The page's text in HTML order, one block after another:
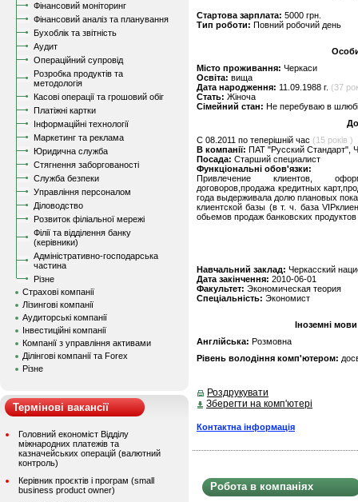
Фінансовий моніторинг
Фінансовий аналіз та планування
Бухоблік та звітність
Аудит
Операційний супровід
Розробка продуктів та
методологія
Касові операції та грошовий обіг
Платіжні картки
Інформаційні технології
Маркетинг та реклама
Юридична служба
Стягнення заборгованості
Служба безпеки
Управління персоналом
Діловодство
Розвиток філіальної мережі
Філії та відділення банку
(керівники)
Адміністративно-господарська
частина
Різне
Страхові компанії
Лізингові компанії
Аудиторські компанії
Інвестиційні компанії
Компанії з управління активами
Ділінгові компанії та Forex
Різне
Термінові вакансії
Головний економіст Відділу
міжнародних платежів та
казначейських операцій (валютний
контроль)
Керівник проєктів і програм (small
business product owner)
Стартова зарплата: 5000 грн.
Тип роботи: Повний робочий день
Місто проживання: Черкаси
Освіта: вища
Дата народження: 11.09.1988 г. (37
Стать: Жіноча
Сімейний стан: Не перебуваю в
C 08.2011 по теперішній час (15 років )
В компанії: ПАТ "Русский Стандарт",
Посада: Старший специалист
Функціональні обов'язки:
Привлечение клиентов,
договоров,продажа кредитных
года выдерживала долю плановых
клиентской базы (в т. ч. база
обьемов продаж банковских продуктов
Навчальний заклад: Черкасский
Дата закінчення: 2010-06-01
Факультет: Экономическая теория
Спеціальність: Экономист
Іноземні
Англійська: Розмовна
Рівень володіння комп'ютером:
Роздрукувати
Зберегти на комп'ютері
Контактна інформація
Робота в компаніях